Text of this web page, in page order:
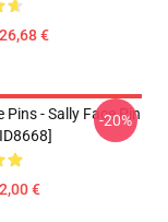
€
Pins - Sally Face Pin
€
-20%